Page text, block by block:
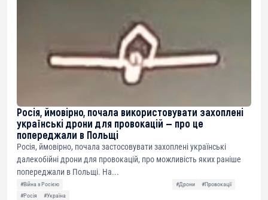
Росія, ймовірно, почала використовувати захоплені
українські дрони для провокацій — про це
попереджали в Польщі
Росія, ймовірно, почала застосовувати захоплені українські
далекобійні дрони для провокацій, про можливість яких раніше
попереджали в Польщі. На...
#Війна з Росією #Дрони
#Провокації
#Росія
#Україна